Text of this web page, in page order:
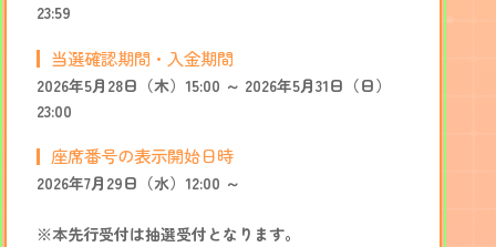
23:59
当選確認期間・入金期間
2026年5月28日（木）15:00 ～ 2026年5月31日（日）
23:00
座席番号の表示開始日時
2026年7月29日（水）12:00 ～
※本先行受付は抽選受付となります。